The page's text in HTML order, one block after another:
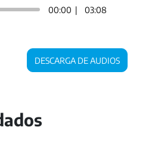
00:00 03:08
DESCARGA DE AUDIOS